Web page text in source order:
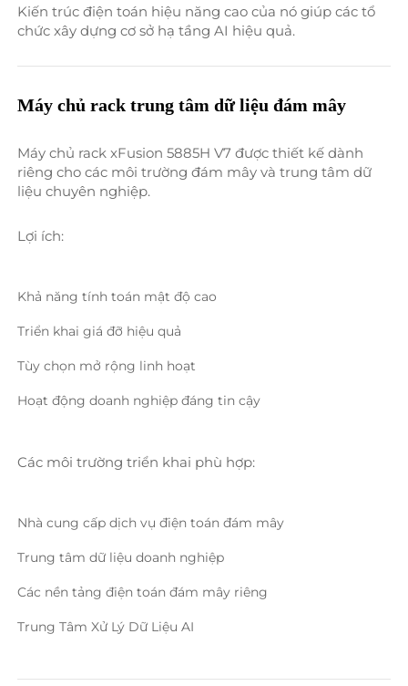
Kiến trúc điện toán hiệu năng cao của nó giúp các tổ
chức xây dựng cơ sở hạ tầng AI hiệu quả.
Máy chủ rack trung tâm dữ liệu đám mây
Máy chủ rack xFusion 5885H V7 được thiết kế dành
riêng cho các môi trường đám mây và trung tâm dữ
liệu chuyên nghiệp.
Lợi ích:
Khả năng tính toán mật độ cao
Triển khai giá đỡ hiệu quả
Tùy chọn mở rộng linh hoạt
Hoạt động doanh nghiệp đáng tin cậy
Các môi trường triển khai phù hợp:
Nhà cung cấp dịch vụ điện toán đám mây
Trung tâm dữ liệu doanh nghiệp
Các nền tảng điện toán đám mây riêng
Trung Tâm Xử Lý Dữ Liệu AI